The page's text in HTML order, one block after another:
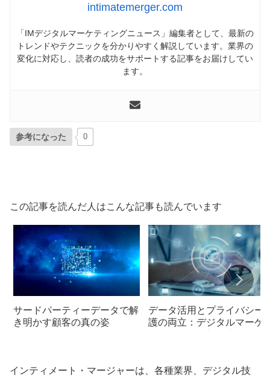
intimatemerger.com
「IMデジタルマーケティングニュース」編集者として、最新の
トレンドやテクニックを分かりやすく解説しています。業界の
変化に対応し、読者の成功をサポートする記事をお届けしてい
ます。
参考になった 0
この記事を読んだ人はこんな記事も読んでいます
サードパーティーデータで解
き明かす顧客の真の姿
データ活用とプライバシー
護の両立：デジタルマーケ
インティメート・マージャーは、各種業界、デジタル技